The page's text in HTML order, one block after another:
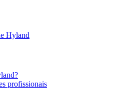
Hyland
profissionais